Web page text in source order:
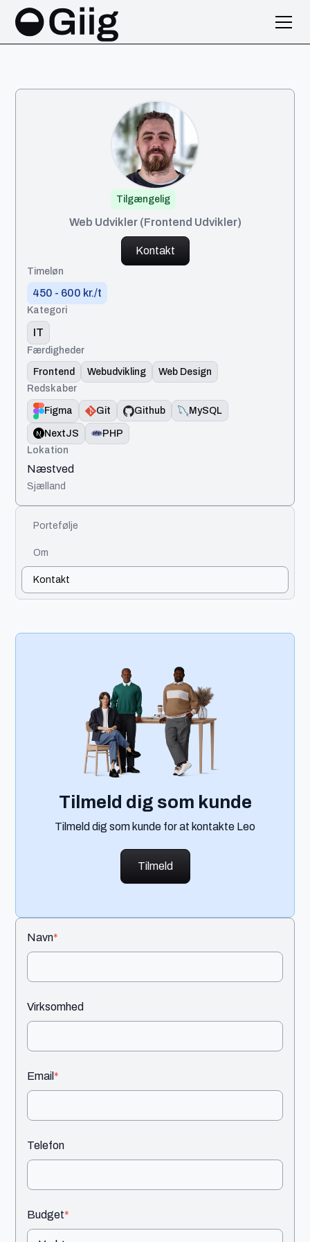
Tilgængelig
Leo
Web Udvikler (Frontend Udvikler)
Kontakt
Timeløn
450 - 600 kr./t
Kategori
IT
Færdigheder
Frontend
Webudvikling
Web Design
Redskaber
Figma
Git Github
MySQL
NextJS
PHP
Lokation
Næstved
Sjælland
Portefølje
Om
Kontakt
Tilmeld dig som kunde
Tilmeld dig som kunde for at kontakte Leo
Tilmeld
Navn*
Virksomhed
Email*
Telefon
Budget*